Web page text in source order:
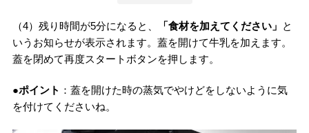
（4）残り時間が5分になると、 「食材を加えてください」 と
いうお知らせが表示されます。蓋を開けて牛乳を加えます。
蓋を閉めて再度スタートボタンを押します。
●ポイント ：蓋を開けた時の蒸気でやけどをしないように気
を付けてくださいね。